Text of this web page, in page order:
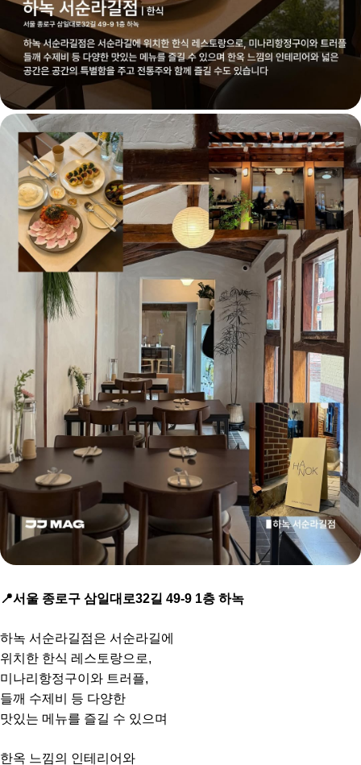
📍서울 종로구 삼일대로32길 49-9 1층 하녹
하녹 서순라길점은 서순라길에
위치한 한식 레스토랑으로,
미나리항정구이와 트러플,
들깨 수제비 등 다양한
맛있는 메뉴를 즐길 수 있으며
한옥 느낌의 인테리어와